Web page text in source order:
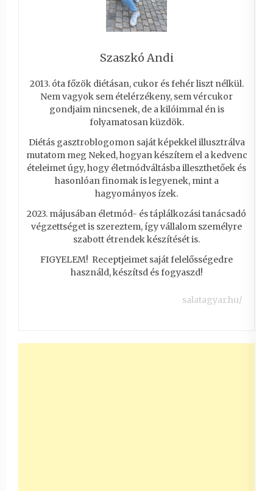
Szaszkó Andi
2013. óta főzök diétásan, cukor és fehér liszt nélkül.
Nem vagyok sem ételérzékeny, sem vércukor
gondjaim nincsenek, de a kilóimmal én is
folyamatosan küzdök.
Diétás gasztroblogomon saját képekkel illusztrálva
mutatom meg Neked, hogyan készítem el a kedvenc
ételeimet úgy, hogy életmódváltásba illeszthetőek és
hasonlóan finomak is legyenek, mint a
hagyományos ízek.
2023. májusában életmód- és táplálkozási tanácsadó
végzettséget is szereztem, így vállalom személyre
szabott étrendek készítését is.
FIGYELEM! Receptjeimet saját felelősségedre
használd, készítsd és fogyaszd!
salatagyar.hu/